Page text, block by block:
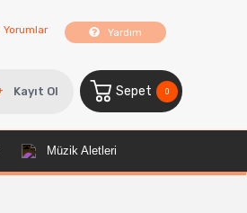
Yorumlar Yardım
Kayıt Ol Sepet 0
Müzik Aletleri